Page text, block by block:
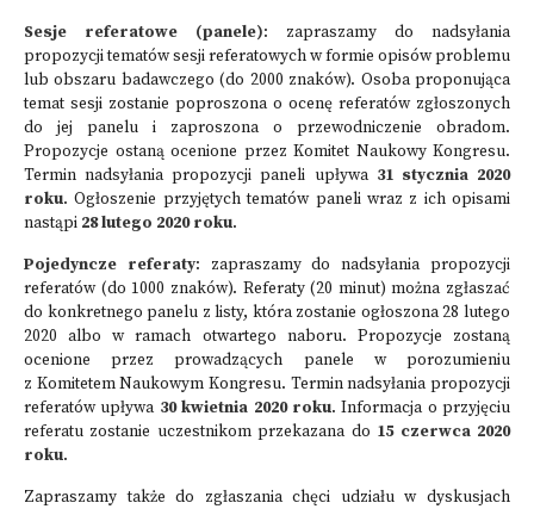
Sesje referatowe (panele): zapraszamy do nadsyłania
propozycji tematów sesji referatowych w formie opisów problemu
lub obszaru badawczego (do 2000 znaków). Osoba proponująca
temat sesji zostanie poproszona o ocenę referatów zgłoszonych
do jej panelu i zaproszona o przewodniczenie obradom.
Propozycje ostaną ocenione przez Komitet Naukowy Kongresu.
Termin nadsyłania propozycji paneli upływa 31 stycznia 2020
roku. Ogłoszenie przyjętych tematów paneli wraz z ich opisami
nastąpi 28 lutego 2020 roku.
Pojedyncze referaty: zapraszamy do nadsyłania propozycji
referatów (do 1000 znaków). Referaty (20 minut) można zgłaszać
do konkretnego panelu z listy, która zostanie ogłoszona 28 lutego
2020 albo w ramach otwartego naboru. Propozycje zostaną
ocenione przez prowadzących panele w porozumieniu
z Komitetem Naukowym Kongresu. Termin nadsyłania propozycji
referatów upływa 30 kwietnia 2020 roku. Informacja o przyjęciu
referatu zostanie uczestnikom przekazana do 15 czerwca 2020
roku.
Zapraszamy także do zgłaszania chęci udziału w dyskusjach